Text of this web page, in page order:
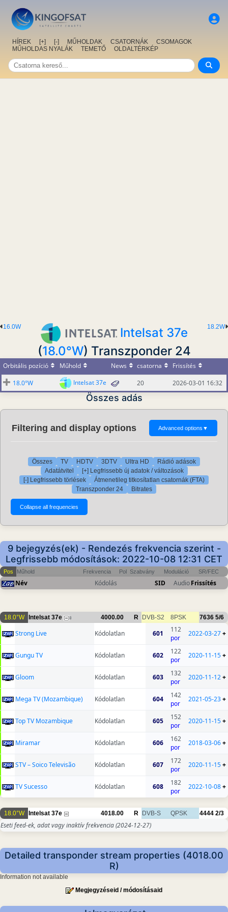
HÍREK [+] [-] MŰHOLDAK CSATORNÁK
CSOMAGOK
MŰHOLDAS NYALÁK
TEMETŐ OLDALTÉRKÉP
18.2W
16.0W
Intelsat 37e
(18.0°W) Transzponder 24
Orbitális pozíció Műhold News csatorna
Frissítés
18.0°W
Intelsat 37e 20 2026-03-01 16:32
Összes adás
Filtering and display options Advanced options ▼
Összes TV HDTV 3DTV Ultra HD
Rádió adások
Adatátvitel
[+] Legfrissebb új adatok / változások
[-] Legfrissebb törlések
Átmenetileg titkosítatlan csatornák (FTA)
Transzponder 24
Bitrates
9 bejegyzés(ek) - Rendezés frekvencia szerint -
Legfrissebb módosítások: 2022-10-08 12:31 CET
Pos Műhold Frekvencia Pol Szabvány Moduláció SR/FEC
Név Kódolás SID AudioFrissítés
18.0°W Intelsat 37e 8 4000.00 R DVB-S2 8PSK 7636 5/6
Strong Live Kódolatlan 601
112
por
2022-03-27+
Gungu TV Kódolatlan 602
122
por
2020-11-15+
Gloom Kódolatlan 603
132
por
2020-11-12+
Mega TV (Mozambique) Kódolatlan 604
142
por
2021-05-23+
Top TV Mozambique Kódolatlan 605
152
por
2020-11-15+
Miramar Kódolatlan 606
162
por
2018-03-06+
STV – Soico Televisão Kódolatlan 607
172
por
2020-11-15+
TV Sucesso Kódolatlan 608
182
por
2022-10-08+
18.0°W Intelsat 37e 4018.00 R DVB-S QPSK 4444 2/3
Eseti feed-ek, adat vagy inaktív frekvencia(2024-12-27)
Detailed transponder stream properties (4018.00
R)
Information not available
Megjegyzéseid / módosításaid